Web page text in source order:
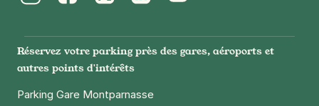
Réservez votre parking près des gares, aéroports et
autres points d'intérêts
Parking Gare Montparnasse